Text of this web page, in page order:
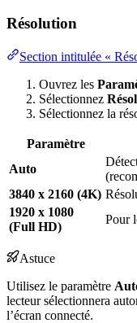
Résolution
Section intitulée «
Ouvrez les
Sélectionnez
Sélectionnez la
Paramètre
Auto
3840 x 2160 (4K)
1920 x 1080
(Full HD)
Pour
Astuce
Utilisez le paramètre
lecteur sélectionnera
l’écran connecté.